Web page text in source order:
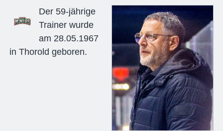
Der 59-jährige
Trainer wurde
am 28.05.1967
in Thorold geboren.